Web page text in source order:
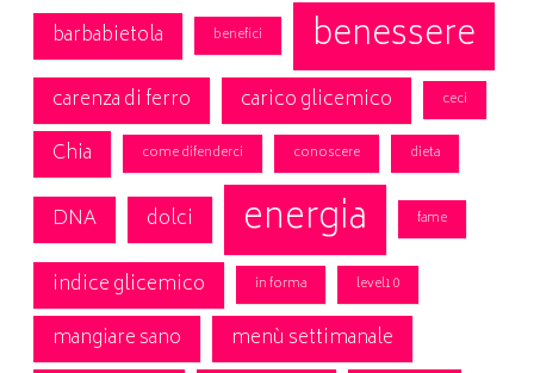
barbabietola
benefici benessere
carenza di ferro carico glicemico ceci
Chia come difenderci conoscere dieta
DNA dolci energia fame
indice glicemico in forma level10
mangiare sano
menù settimanale